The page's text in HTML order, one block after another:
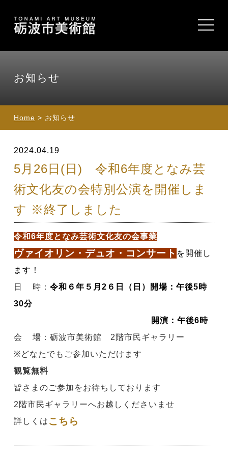
toggle
お知らせ
Home > お知らせ
2024.04.19
5月26日(日) 令和6年度となみ芸
術文化友の会特別公演を開催しま
す ※終了しました
令和6年度となみ芸術文化友の会事業
ヴァイオリン・デュオ・コンサート を開催し
ます！
日 時： 令和６年５月2６日（日）
開場：午後5時
30分
開演：午後6時
会 場：砺波市美術館 2階市民ギャラリー
※どなたでもご参加いただけます
観覧無料
皆さまのご参加をお待ちしております
2階市民ギャラリーへお越しくださいませ
詳しくは こちら